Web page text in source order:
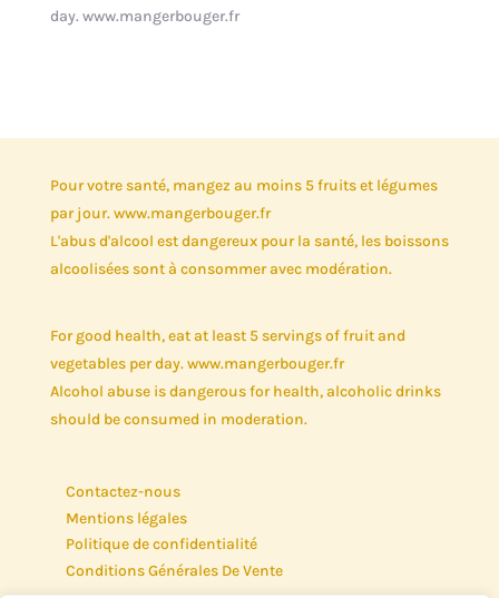
day. www.mangerbouger.fr
Pour votre santé, mangez au moins 5 fruits et légumes
par jour. www.mangerbouger.fr
L'abus d'alcool est dangereux pour la santé, les boissons
alcoolisées sont à consommer avec modération.
For good health, eat at least 5 servings of fruit and
vegetables per day. www.mangerbouger.fr
Alcohol abuse is dangerous for health, alcoholic drinks
should be consumed in moderation.
Contactez-nous
Mentions légales
Politique de confidentialité
Conditions Générales De Vente